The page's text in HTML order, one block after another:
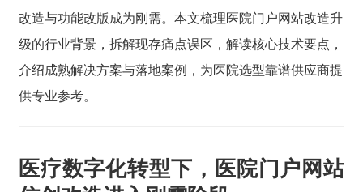
改造与功能改版成为刚需。本文梳理医院门户网站改造升
级的行业背景，拆解现存痛点误区，解读核心技术要点，
介绍成熟解决方案与落地案例，为医院选型靠谱供应商提
供专业参考。
医疗数字化转型下，医院门户网站